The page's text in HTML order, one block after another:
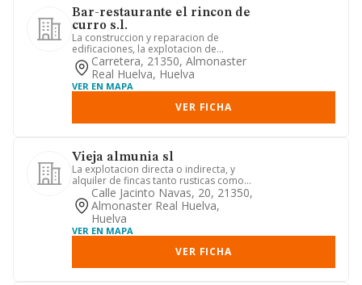
Bar-restaurante el rincon de
curro s.l.
La construccion y reparacion de
edificaciones, la explotacion de
negocios de bares.
Carretera, 21350, Almonaster
Real Huelva, Huelva
VER EN MAPA
VER FICHA
Vieja almunia sl
La explotacion directa o indirecta, y
alquiler de fincas tanto rusticas como
urbanas, lo cual podra...
Calle Jacinto Navas, 20, 21350,
Almonaster Real Huelva,
Huelva
VER EN MAPA
VER FICHA